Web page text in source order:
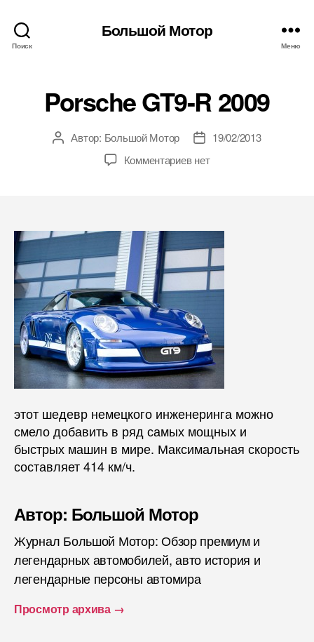
Поиск
Большой Мотор
Меню
Porsche GT9-R 2009
АвторАвтор: Большой Мотор
Дата19/02/2013
Комментариев нет
этот шедевр немецкого инженеринга можно
смело добавить в ряд самых мощных и
быстрых машин в мире. Максимальная скорость
составляет 414 км/ч.
Автор: Большой Мотор
Журнал Большой Мотор: Обзор премиум и
легендарных автомобилей, авто история и
легендарные персоны автомира
Просмотр архива →